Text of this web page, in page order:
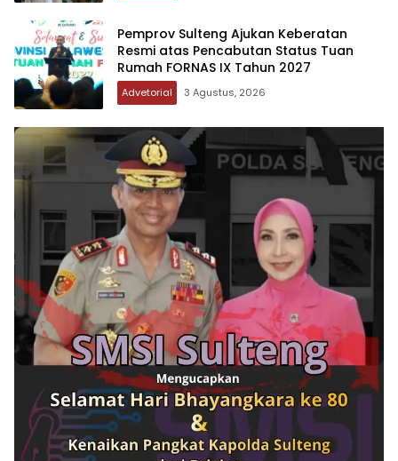
Pemprov Sulteng Ajukan Keberatan
Resmi atas Pencabutan Status Tuan
Rumah FORNAS IX Tahun 2027
Advetorial 3 Agustus, 2026